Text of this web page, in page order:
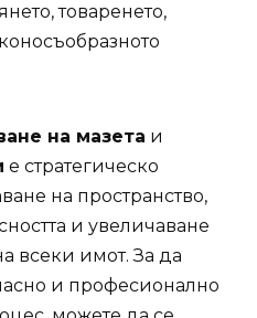
товаренето,
на мазета и
е стратегическо
на пространство,
и увеличаване
всеки имот. За да
и професионално